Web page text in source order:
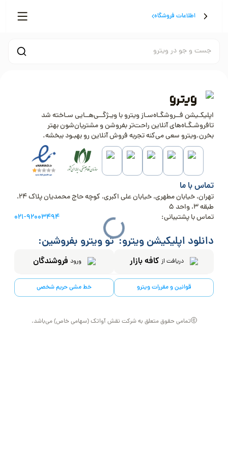
اطلاعات فروشگاه
جست و جو در ویترو
اپلیکـیشن فــروشگـاه‌سـاز ویترو با ویـژگــی‌هــایی سـاخته شد
تافروشـگـاه‌های آنلاین راحت‌تر بفروشن و مشتریان‌شون بهتر
بخرن.ویترو سعی می‌کنه تجربه فروش آنلاین رو بهبـود ببخشه.
تماس با ما
تهران، خیابان مطهری، خیابان علی اکبری، کوچه حاج محمدیان پلاک 24،
طبقه 3، واحد 5
تماس با پشتیبانی:
021-92003494
دانلود اپلیکیشن ویترو:
دریافت از کافه بازار
تو ویترو بفروشین:
ورود فروشندگان
قوانین و مقررات ویترو خط مشی حریم شخصی
تمامی حقوق متعلق به شرکت نقش آواتک (سهامی خاص) می‌باشد.